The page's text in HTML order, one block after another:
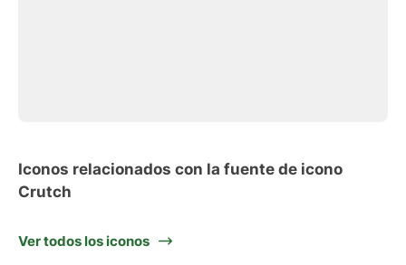
Iconos relacionados con la fuente de icono
Crutch
Ver todos los iconos